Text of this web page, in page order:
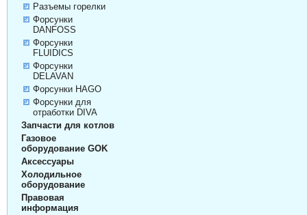
Разъемы горелки
Форсунки
DANFOSS
Форсунки
FLUIDICS
Форсунки
DELAVAN
Форсунки HAGO
Форсунки для
отработки DIVA
Запчасти для котлов
Газовое
оборудование GOK
Аксессуары
Холодильное
оборудование
Правовая
информация